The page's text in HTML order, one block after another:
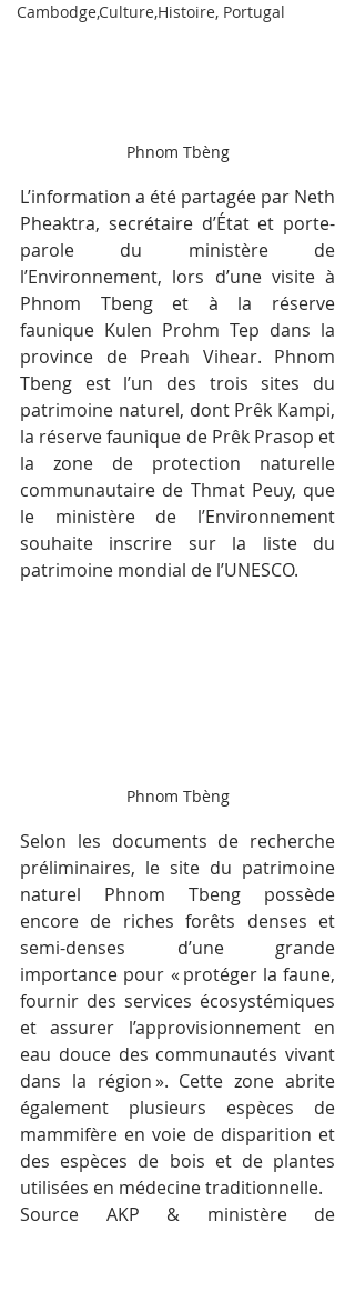
Cambodge,Culture,Histoire, Portugal
Phnom Tbèng
L’information a été partagée par Neth
Pheaktra, secrétaire d’État et porte-
parole du ministère de
l’Environnement, lors d’une visite à
Phnom Tbeng et à la réserve
faunique Kulen Prohm Tep dans la
province de Preah Vihear. Phnom
Tbeng est l’un des trois sites du
patrimoine naturel, dont Prêk Kampi,
la réserve faunique de Prêk Prasop et
la zone de protection naturelle
communautaire de Thmat Peuy, que
le ministère de l’Environnement
souhaite inscrire sur la liste du
patrimoine mondial de l’UNESCO.
Phnom Tbèng
Selon les documents de recherche
préliminaires, le site du patrimoine
naturel Phnom Tbeng possède
encore de riches forêts denses et
semi-denses d’une grande
importance pour « protéger la faune,
fournir des services écosystémiques
et assurer l’approvisionnement en
eau douce des communautés vivant
dans la région ». Cette zone abrite
également plusieurs espèces de
mammifère en voie de disparition et
des espèces de bois et de plantes
utilisées en médecine traditionnelle.
Source AKP & ministère de